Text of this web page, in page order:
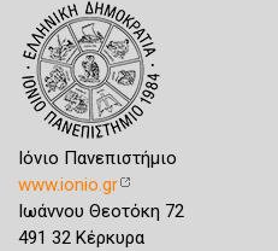
Ιόνιο Πανεπιστήμιο
www.ionio.gr
Ιωάννου Θεοτόκη 72
491 32 Κέρκυρα